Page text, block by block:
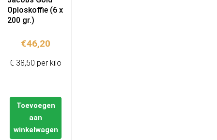
Oploskoffie (6 x
200 gr.)
€46,20
Toevoegen
aan
winkelwagen
€ 38,50 per kilo